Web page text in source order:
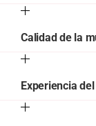
Calidad de la
Experiencia